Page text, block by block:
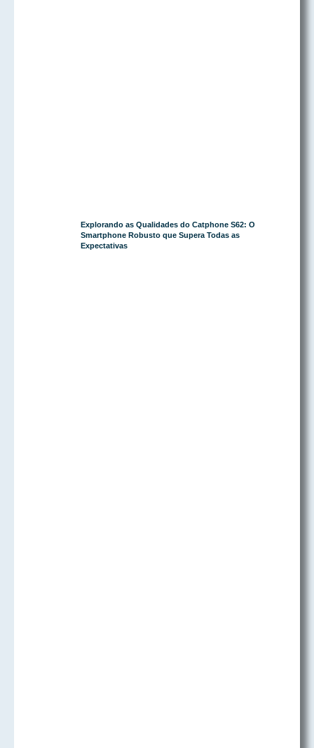
Explorando as Qualidades do Catphone S62: O
Smartphone Robusto que Supera Todas as
Expectativas